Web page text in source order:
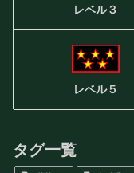
レベル３
レベル５
タグ一覧